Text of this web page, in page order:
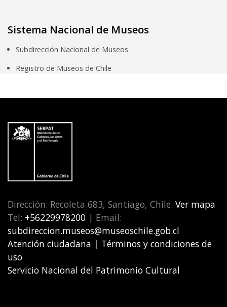
Sistema Nacional de Museos
Subdirección Nacional de Museos
Registro de Museos de Chile
Dirección: Recoleta 683, Santiago, Chile. Ver mapa
Tel: +56229978200 | Email:
subdireccion.museos@museoschile.gob.cl
Atención ciudadana | Términos y condiciones de
uso
Servicio Nacional del Patrimonio Cultural